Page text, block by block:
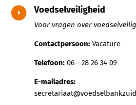
E Voedselveiligheid
Voor vragen over
Contactpersoon:Vacature
Telefoon: 06 - 28 26 34 09
E-mailadres: